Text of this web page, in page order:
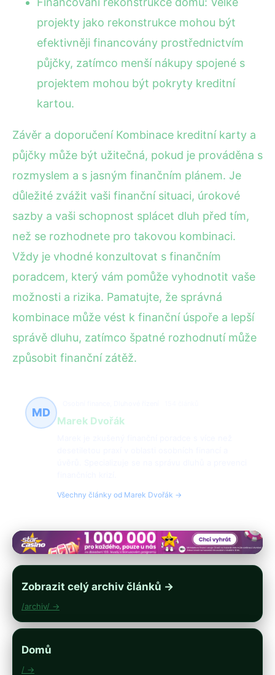
projekty jako rekonstrukce mohou být
efektivněji financovány prostřednictvím
půjčky, zatímco menší nákupy spojené s
projektem mohou být pokryty kreditní
kartou.
Závěr a doporučení Kombinace kreditní karty a
půjčky může být užitečná, pokud je prováděna s
rozmyslem a s jasným finančním plánem. Je
důležité zvážit vaši finanční situaci, úrokové
sazby a vaši schopnost splácet dluh před tím,
než se rozhodnete pro takovou kombinaci.
Vždy je vhodné konzultovat s finančním
poradcem, který vám pomůže vyhodnotit vaše
možnosti a rizika. Pamatujte, že správná
kombinace může vést k finanční úspoře a lepší
správě dluhu, zatímco špatné rozhodnutí může
způsobit finanční zátěž.
MD
Marek Dvořák
Všechny články od Marek Dvořák →
Zobrazit celý archiv článků →
/archiv/ →
Domů
/ →